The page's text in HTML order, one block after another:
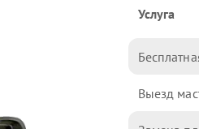
Услуга
Выезд